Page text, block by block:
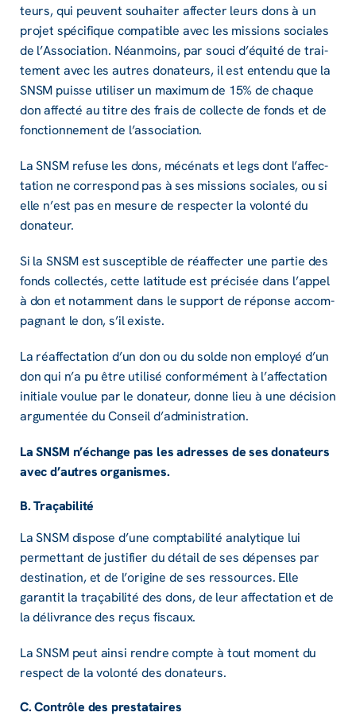
teurs, qui peuvent souhai­ter affec­ter leurs dons à un
projet spéci­fique compa­tible avec les missions sociales
de l’As­so­cia­tion. Néan­moins, par souci d’équité de trai­
te­ment avec les autres dona­teurs, il est entendu que la
SNSM puisse utili­ser un maxi­mum de 15% de chaque
don affecté au titre des frais de collecte de fonds et de
fonc­tion­ne­ment de l’as­so­cia­tion.
La SNSM refuse les dons, mécé­nats et legs dont l’af­fec­
ta­tion ne corres­pond pas à ses missions sociales, ou si
elle n’est pas en mesure de respec­ter la volonté du
dona­teur.
Si la SNSM est suscep­tible de réaf­fec­ter une partie des
fonds collec­tés, cette lati­tude est préci­sée dans l’ap­pel
à don et notam­ment dans le support de réponse accom­
pa­gnant le don, s’il existe.
La réaf­fec­ta­tion d’un don ou du solde non employé d’un
don qui n’a pu être utilisé confor­mé­ment à l’af­fec­ta­tion
initiale voulue par le dona­teur, donne lieu à une déci­sion
argu­men­tée du Conseil d’ad­mi­nis­tra­tion.
La SNSM n’échange pas les adresses de ses dona­teurs
avec d’autres orga­nismes.
B. Traça­bi­lité
La SNSM dispose d’une comp­ta­bi­lité analy­tique lui
permet­tant de justi­fier du détail de ses dépenses par
desti­na­tion, et de l’ori­gine de ses ressources. Elle
garan­tit la traça­bi­lité des dons, de leur affec­ta­tion et de
la déli­vrance des reçus fiscaux.
La SNSM peut ainsi rendre compte à tout moment du
respect de la volonté des dona­teurs.
C. Contrôle des pres­ta­taires